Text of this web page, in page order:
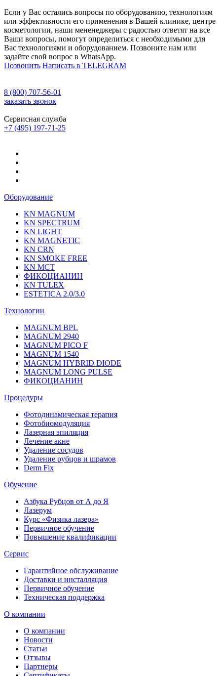
Если у Вас остались вопросы по оборудованию, технологиям
или эффективности его применения в Вашей клинике, центре
косметологии, наши мененеджеры с радостью ответят на все
Ваши вопросы, помогут определиться с необходимыми для
Вас технологиями и оборудованием. Позвоните нам или
задайте свой вопрос в WhatsApp.
Позвонить Написать в TELEGRAM
8 (800) 707-56-01
заказать звонок
Сервисная служба
+7 (495) 197-71-25
Оборудование
KN MAGNUM
KN SPECTRUM
KN LIGHT
KN MAGNETIC
KN CRN
KN SMOKE FREE
KN MCT
ФИКОЦИАНИН
KN TULEX
ESTETICA 2.0/3.0
Технологии
MAGNUM BPL
MAGNUM 2940
MAGNUM PICO F
MAGNUM 1540
MAGNUM HYBRID DIODE
MAGNUM LONG PULSE
ФИКОЦИАНИН
Процедуры
Фотодинамическая терапия
Фотобиомодуляция
Лазерная эпиляция
Лечение акне
Удаление сосудов
Удаление рубцов и шрамов
Derm Fix
Обучение
Азбука Рубцов от А до Я
Лазерум
Курс «Физика лазера»
Первичное обучение
Повышение квалификации
Сервис
Гарантийное обслуживание
Доставки и инсталляция
Первичное обучение
Техническая поддержка
О компании
О компании
Новости
Статьи
Отзывы
Партнеры